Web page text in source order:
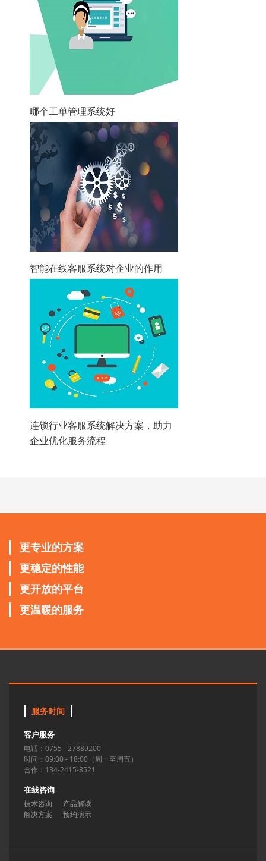
哪个工单管理系统好
智能在线客服系统对企业的作用
连锁行业客服系统解决方案，助力
企业优化服务流程
更专业的方案
更稳定的性能
更开放的平台
更温暖的服务
服务时间
客户服务
电话：0755 - 27889200
时间：09:00 - 18:00（周一至周五）
合作：134-2415-8521
在线咨询
技术咨询
产品解读
解决方案
预约演示